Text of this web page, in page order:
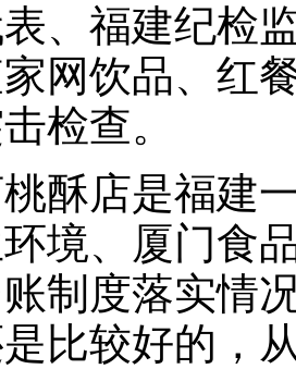
、福建纪检
网饮品、红
检查。
酥店是福建
境、厦门食
制度落实情
比较好的，